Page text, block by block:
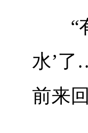
“有
水’了
前来